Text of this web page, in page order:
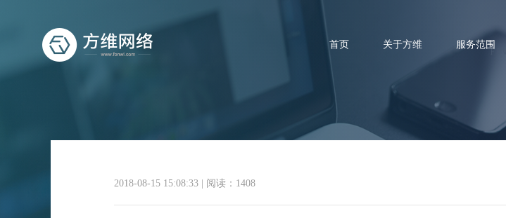
首页 关于方维 服务范围
2018-08-15 15:08:33 阅读：1408